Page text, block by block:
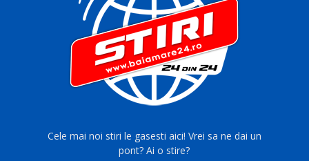
Cele mai noi stiri le gasesti aici! Vrei sa ne dai un
pont? Ai o stire?